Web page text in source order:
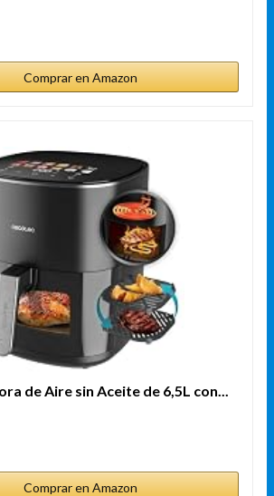
Comprar en Amazon
de Aire sin Aceite de 6,5L con...
Comprar en Amazon